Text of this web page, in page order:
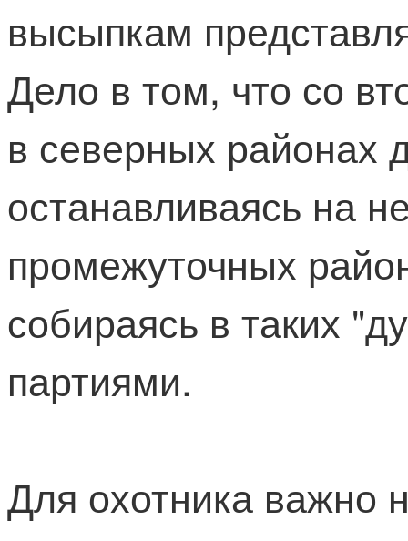
высыпкам
Дело в том, что со
в северных районах
останавливаясь на
промежуточных
собираясь в таких
партиями.
Для охотника важно